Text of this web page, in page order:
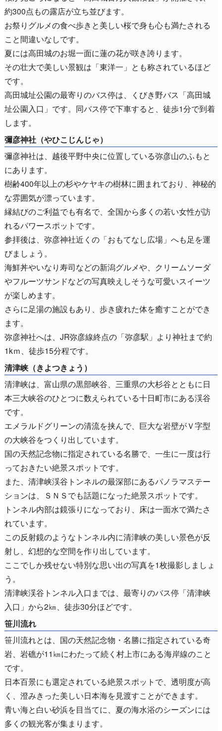
約300点もの露店が立ち並びます。
お祭りグルメの食べ歩きと美しい桜で身も心も満たされる
こと間違いなしです。
夏には高田城のお堀一面に蓮の花が咲き誇ります。
その壮大で美しい景観は「東洋一」とも称されているほど
です。
高田城址公園の最寄りのバス停は、くびき野バス「高田城
址公園入口」です。同バス停で下車すると、徒歩1分で到着
します。
彌彦神社（やひこじんじゃ）
彌彦神社は、越後平野中央に位置している弥彦山のふもと
にあります。
樹齢400年以上の杉やケヤキの樹林に囲まれており、神秘的
な雰囲気が漂っています。
縁結びのご利益でも有名で、全国から多くの若い女性が訪
れるパワースポットです。
参拝後は、弥彦神社近くの「おもてなし広場」へも足を運
びましょう。
海鮮丼やいなり寿司などの新潟グルメや、クリームソーダ
やフルーツサンドなどの写真映えしそうな可愛いスイーツ
が楽しめます。
さらに足湯の施設もあり、歩き疲れた体を癒すことができ
ます。
弥彦神社へは、JR弥彦線終点の「弥彦駅」より神社まで約
1kｍ、徒歩15分程です。
清津峡（きよつきょう）
清津峡は、富山県の黒部峡谷、三重県の大杉谷とともに日
本三大峡谷のひとつに数えられている十日町市にある渓谷
です。
エメラルドグリーンの清流を挟んで、巨大な岩壁がＶ字型
の大峡谷をつくり出しています。
国の天然記念物に指定されている名勝で、一生に一度は行
っておきたい絶景スポットです。
また、清津峡渓谷トンネルの最深部にあるパノラマステー
ションは、ＳＮＳでも話題になった絶景スポットです。
トンネル内部は鏡張りになっており、床は一面水で満たさ
れています。
この反射鏡のようなトンネル内に清津峡の美しい景色が反
射し、幻想的な空間を作り出しています。
ここでしか残せない特別な思い出の写真を1枚撮影しましょ
う。
清津峡渓谷トンネル入口までは、最寄りのバス停「清津峡
入口」から2㎞、徒歩30分ほどです。
笹川流れ
笹川流れとは、国の天然記念物・名勝に指定されている奇
岩、岩礁が11㎞にわたって続く村上市にある海岸線のこと
です。
日本百景にも選定されている絶景スポットで、透明度が高
く、澄みきった美しい日本海を見渡すことができます。
青い海と白い砂浜を目当てに、夏の海水浴のシーズンには
多くの観光客が集まります。